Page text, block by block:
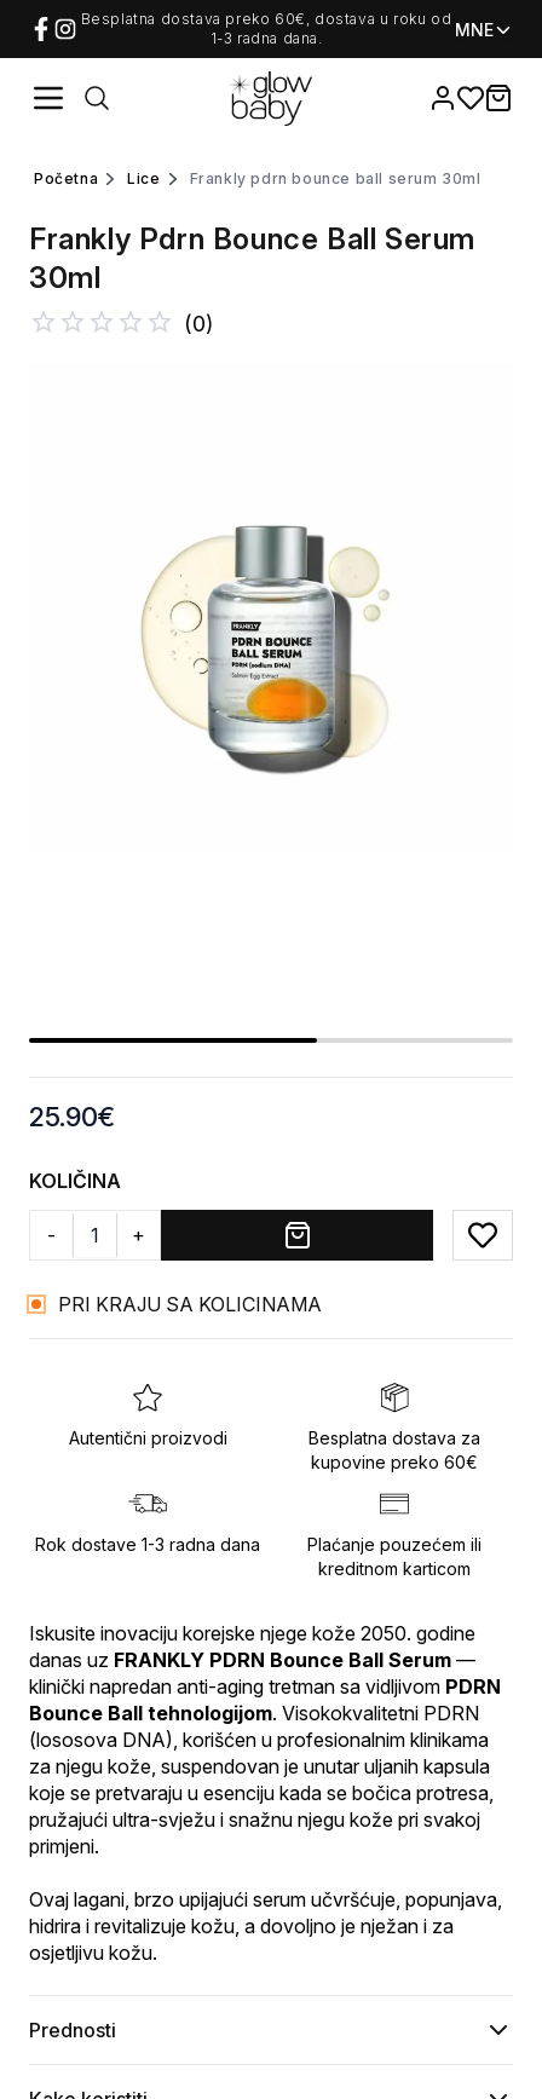
Besplatna dostava preko 60€, dostava u roku od
1-3 radna dana.
MNE
Favorites
items
početna lice frankly pdrn bounce ball serum 30ml
Frankly Pdrn Bounce Ball Serum
30ml
(0)
Product information
25.90€
KOLIČINA
- +
Add
PRI KRAJU SA KOLICINAMA
Autentični proizvodi
Besplatna dostava za
kupovine preko 60€
Rok dostave 1-3 radna dana
Plaćanje pouzećem ili
kreditnom karticom
Iskusite inovaciju korejske njege kože 2050. godine
danas uz FRANKLY PDRN Bounce Ball Serum —
klinički napredan anti-aging tretman sa vidljivom PDRN
Bounce Ball tehnologijom. Visokokvalitetni PDRN
(lososova DNA), korišćen u profesionalnim klinikama
za njegu kože, suspendovan je unutar uljanih kapsula
koje se pretvaraju u esenciju kada se bočica protresa,
pružajući ultra-svježu i snažnu njegu kože pri svakoj
primjeni.
Ovaj lagani, brzo upijajući serum učvršćuje, popunjava,
hidrira i revitalizuje kožu, a dovoljno je nježan i za
osjetljivu kožu.
Prednosti